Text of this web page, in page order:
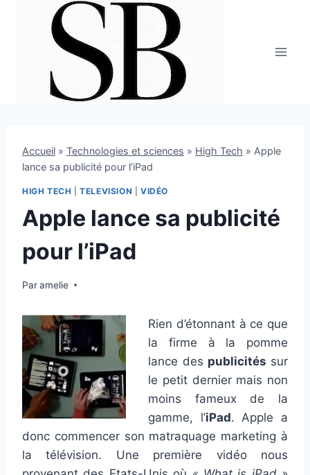
Accueil » Technologies et sciences » High Tech » Apple
lance sa publicité pour l’iPad
HIGH TECH |TELEVISION VIDÉO
Apple lance sa publicité
pour l’iPad
Paramelie
14 mai 2010
Rien d’étonnant à ce que
la firme à la pomme
lance des publicités sur
le petit dernier mais non
moins fameux de la
gamme, l’iPad. Apple a
donc commencer son matraquage marketing à
la télévision. Une première vidéo nous